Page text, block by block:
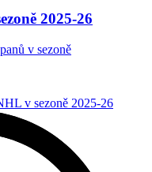
2025-26
v sezoně